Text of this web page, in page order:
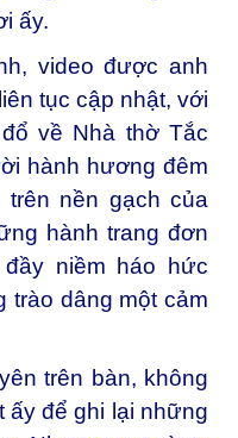
ấy.
video được anh
tục cập nhật, với
về Nhà thờ Tắc
hành hương đêm
nền gạch của
hành trang đơn
niềm háo hức
trào dâng một cảm
trên bàn, không
ấy để ghi lại những